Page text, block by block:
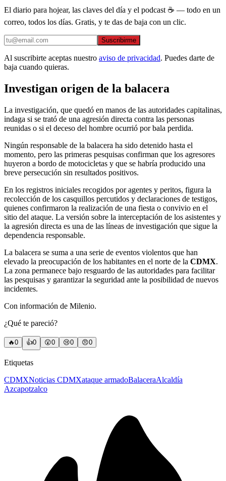
El diario para hojear, las claves del día y el podcast ☕ — todo en un
correo, todos los días. Gratis, y te das de baja con un clic.
Suscribirme
Al suscribirte aceptas nuestro aviso de privacidad. Puedes darte de
baja cuando quieras.
Investigan origen de la balacera
La investigación, que quedó en manos de las autoridades capitalinas,
indaga si se trató de una agresión directa contra las personas
reunidas o si el deceso del hombre ocurrió por bala perdida.
Ningún responsable de la balacera ha sido detenido hasta el
momento, pero las primeras pesquisas confirman que los agresores
huyeron a bordo de motocicletas y que se habría producido una
breve persecución sin resultados positivos.
En los registros iniciales recogidos por agentes y peritos, figura la
recolección de los casquillos percutidos y declaraciones de testigos,
quienes confirmaron la realización de una fiesta o convivio en el
sitio del ataque. La versión sobre la interceptación de los asistentes y
la agresión directa es una de las líneas de investigación que sigue la
dependencia responsable.
La balacera se suma a una serie de eventos violentos que han
elevado la preocupación de los habitantes en el norte de la CDMX.
La zona permanece bajo resguardo de las autoridades para facilitar
las pesquisas y garantizar la seguridad ante la posibilidad de nuevos
incidentes.
Con información de Milenio.
¿Qué te pareció?
🔥0 👍0 😲0 😢0 😠0
Etiquetas
CDMXNoticias CDMXataque armadoBalaceraAlcaldía
Azcapotzalco